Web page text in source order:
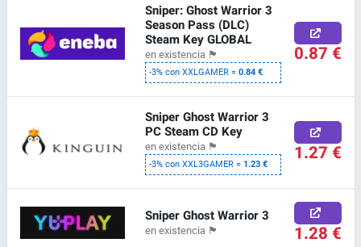
Sniper: Ghost Warrior 3
Season Pass (DLC)
Steam Key GLOBAL
en existencia 🏴
-3% con XXLGAMER =0.84 €
0.87 €
Sniper Ghost Warrior 3
PC Steam CD Key
en existencia 🏴
-3% con XXL3GAMER =1.23 € 1.27 €
Sniper Ghost Warrior 3
en existencia 🏴 1.28 €